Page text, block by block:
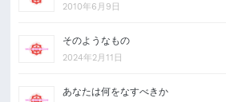
2010年6月9日
そのようなもの
2024年2月11日
あなたは何をなすべきか